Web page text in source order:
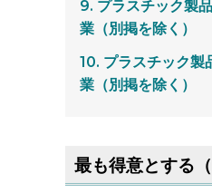
プラスチック製
業（別掲を除く）
プラスチック製
業（別掲を除く）
最も得意とする